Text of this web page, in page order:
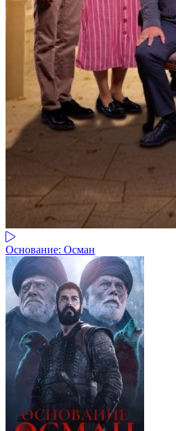
Основание: Осман